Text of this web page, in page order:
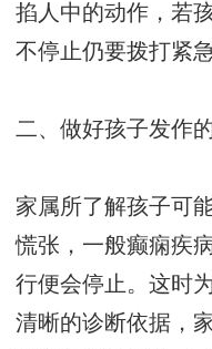
掐人中的动作，若
不停止仍要拨打紧
二、做好孩子发作
家属所了解孩子可
慌张，一般癫痫疾
行便会停止。这时
清晰的诊断依据，